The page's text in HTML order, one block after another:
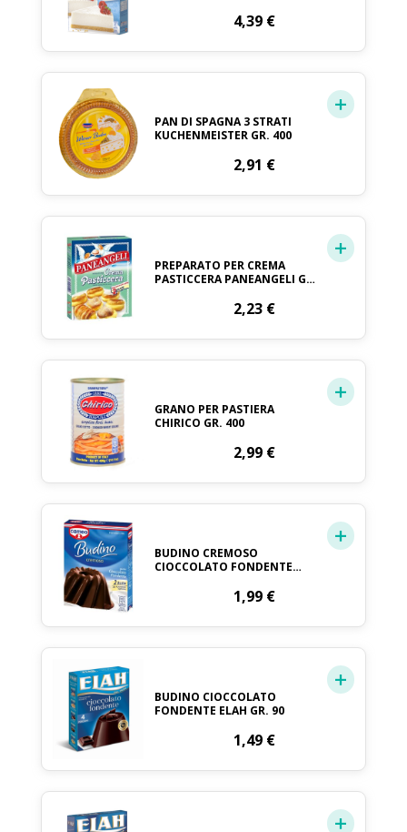
4,39 €
PAN DI SPAGNA 3 STRATI
KUCHENMEISTER GR. 400
2,91 €
PREPARATO PER CREMA
PASTICCERA PANEANGELI GR.
2,23 €
GRANO PER PASTIERA
CHIRICO GR. 400
2,99 €
BUDINO CREMOSO
CIOCCOLATO FONDENTE
1,99 €
BUDINO CIOCCOLATO
FONDENTE ELAH GR. 90
1,49 €